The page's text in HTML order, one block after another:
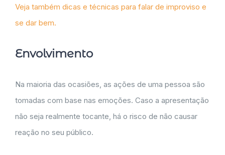
Veja também dicas e técnicas para falar de improviso e
se dar bem.
Envolvimento
Na maioria das ocasiões, as ações de uma pessoa são
tomadas com base nas emoções. Caso a apresentação
não seja realmente tocante, há o risco de não causar
reação no seu público.